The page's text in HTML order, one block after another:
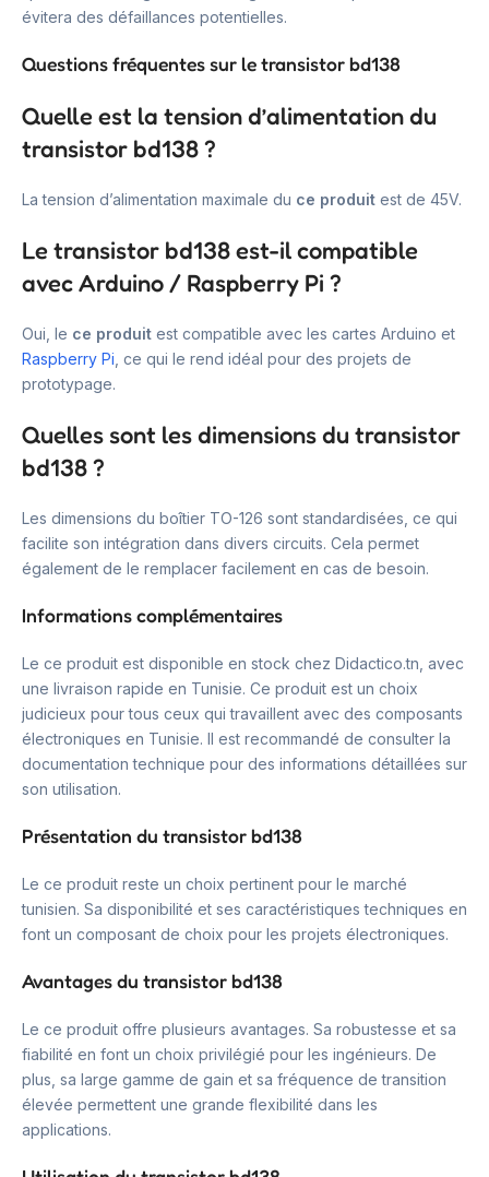
évitera des défaillances potentielles.
Questions fréquentes sur le transistor bd138
Quelle est la tension d’alimentation du
transistor bd138 ?
La tension d’alimentation maximale du ce produit est de 45V.
Le transistor bd138 est-il compatible
avec Arduino / Raspberry Pi ?
Oui, le ce produit est compatible avec les cartes Arduino et
Raspberry Pi , ce qui le rend idéal pour des projets de
prototypage.
Quelles sont les dimensions du transistor
bd138 ?
Les dimensions du boîtier TO-126 sont standardisées, ce qui
facilite son intégration dans divers circuits. Cela permet
également de le remplacer facilement en cas de besoin.
Informations complémentaires
Le ce produit est disponible en stock chez Didactico.tn, avec
une livraison rapide en Tunisie. Ce produit est un choix
judicieux pour tous ceux qui travaillent avec des composants
électroniques en Tunisie. Il est recommandé de consulter la
documentation technique pour des informations détaillées sur
son utilisation.
Présentation du transistor bd138
Le ce produit reste un choix pertinent pour le marché
tunisien. Sa disponibilité et ses caractéristiques techniques en
font un composant de choix pour les projets électroniques.
Avantages du transistor bd138
Le ce produit offre plusieurs avantages. Sa robustesse et sa
fiabilité en font un choix privilégié pour les ingénieurs. De
plus, sa large gamme de gain et sa fréquence de transition
élevée permettent une grande flexibilité dans les
applications.